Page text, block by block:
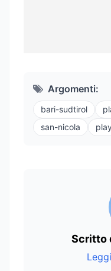
Argomenti:
bari-sudtirol
san-nicola
Scritto